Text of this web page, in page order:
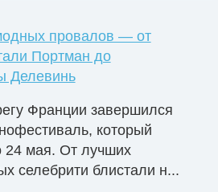
провалов — от
Портман до
Делевинь
Франции завершился
который
24 мая. От лучших
селебрити блистали н...